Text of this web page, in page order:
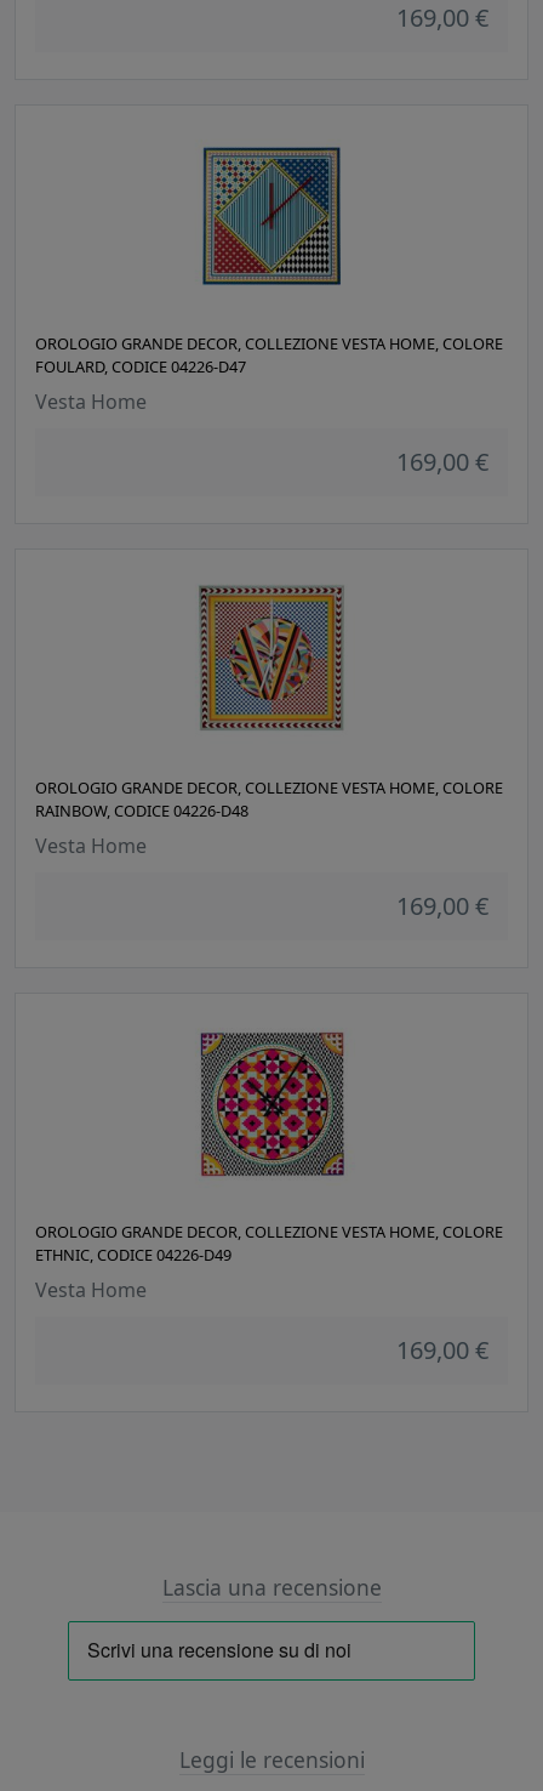
169,00 €
OROLOGIO GRANDE DECOR, COLLEZIONE VESTA HOME, COLORE
FOULARD, CODICE 04226-D47
Vesta Home
169,00 €
OROLOGIO GRANDE DECOR, COLLEZIONE VESTA HOME, COLORE
RAINBOW, CODICE 04226-D48
Vesta Home
169,00 €
OROLOGIO GRANDE DECOR, COLLEZIONE VESTA HOME, COLORE
ETHNIC, CODICE 04226-D49
Vesta Home
169,00 €
Lascia una recensione
Leggi le recensioni